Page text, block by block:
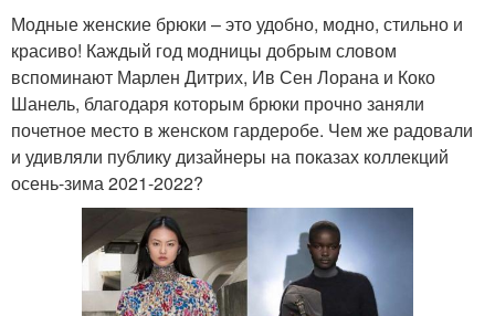
Модные женские брюки – это удобно, модно, стильно и
красиво! Каждый год модницы добрым словом
вспоминают Марлен Дитрих, Ив Сен Лорана и Коко
Шанель, благодаря которым брюки прочно заняли
почетное место в женском гардеробе. Чем же радовали
и удивляли публику дизайнеры на показах коллекций
осень-зима 2021-2022?